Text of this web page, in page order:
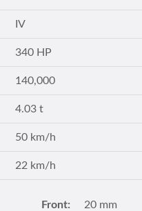
IV
340 HP
140,000
4.03 t
50 km/h
22 km/h
Front:
20 mm